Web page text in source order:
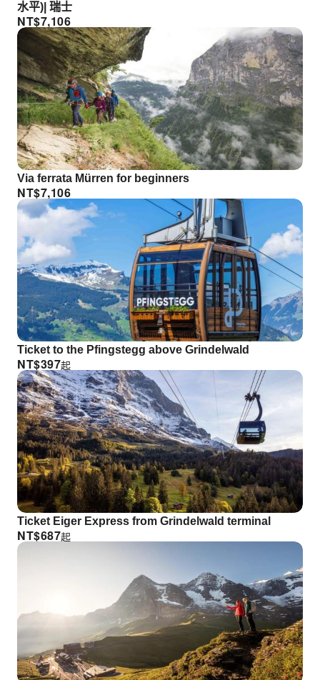
水平)| 瑞士
NT$7,106
Via ferrata Mürren for beginners
NT$7,106
Ticket to the Pfingstegg above Grindelwald
NT$397起
Ticket Eiger Express from Grindelwald terminal
NT$687起